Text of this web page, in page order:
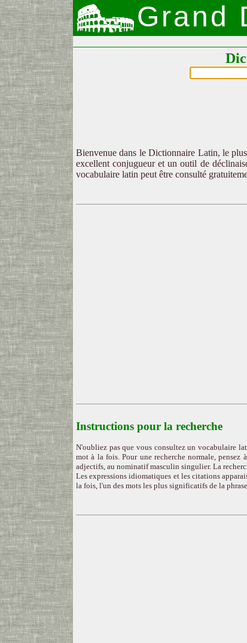
Grand
Bienvenue dans le Dictionnaire Latin, le
excellent conjugueur et un outil de
vocabulaire latin peut être consulté
Instructions pour la recherche
N'oubliez pas que vous consultez un vocabulaire
mot à la fois. Pour une recherche normale,
adjectifs, au nominatif masculin singulier. La
Les expressions idiomatiques et les citations
la fois, l'un des mots les plus significatifs de la